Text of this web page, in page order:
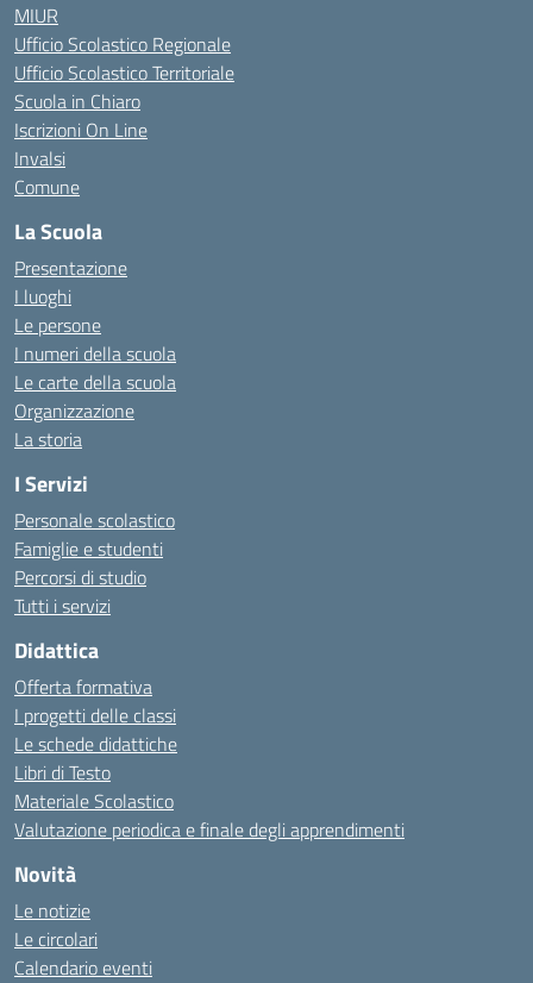
MIUR
Ufficio Scolastico Regionale
Ufficio Scolastico Territoriale
Scuola in Chiaro
Iscrizioni On Line
Invalsi
Comune
La Scuola
Presentazione
I luoghi
Le persone
I numeri della scuola
Le carte della scuola
Organizzazione
La storia
I Servizi
Personale scolastico
Famiglie e studenti
Percorsi di studio
Tutti i servizi
Didattica
Offerta formativa
I progetti delle classi
Le schede didattiche
Libri di Testo
Materiale Scolastico
Valutazione periodica e finale degli apprendimenti
Novità
Le notizie
Le circolari
Calendario eventi